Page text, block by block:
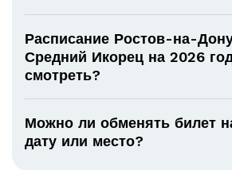
Расписание Ростов-на-
Средний Икорец на 2026
смотреть?
Можно ли обменять билет
дату или место?